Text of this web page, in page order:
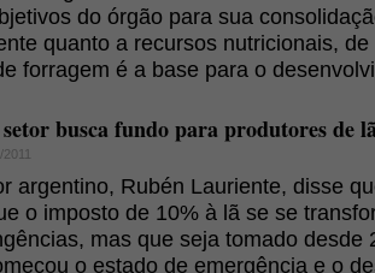
do órgão para sua
quanto a recursos nutricionais,
forragem é a base para o
busca fundo para produtores de
argentino, Rubén Lauriente, disse
o imposto de 10% à lã se se
mas que seja tomado desde
o estado de emergência e o